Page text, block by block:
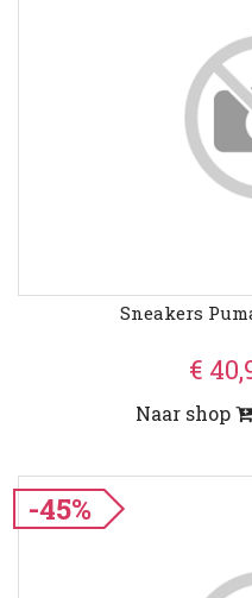
Sneakers
€
Naar shop
-45%